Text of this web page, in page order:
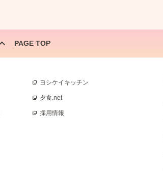
PAGE TOP
ヨシケイキッチン
夕食.net
採用情報